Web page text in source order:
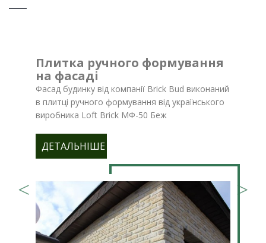
Плитка ручного формування
на фасаді
Фасад будинку від компанії Brick Bud виконаний
в плитці ручного формування від українського
виробника Loft Brick МФ-50 Беж
ДЕТАЛЬНІШЕ